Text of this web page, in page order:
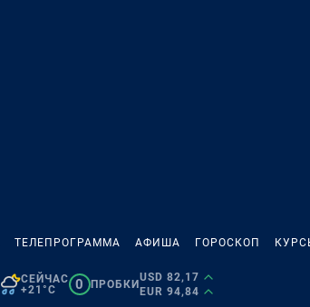
ТЕЛЕПРОГРАММА АФИША ГОРОСКОП
СЕЙЧАС
+21°C
0 ПРОБКИ
USD 82,17
EUR 94,84